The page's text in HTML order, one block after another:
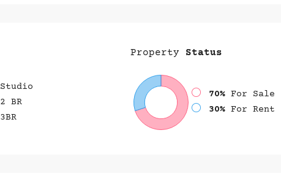
Studio
2 BR
3BR
PropertyStatus
70% For Sale
30% For Rent